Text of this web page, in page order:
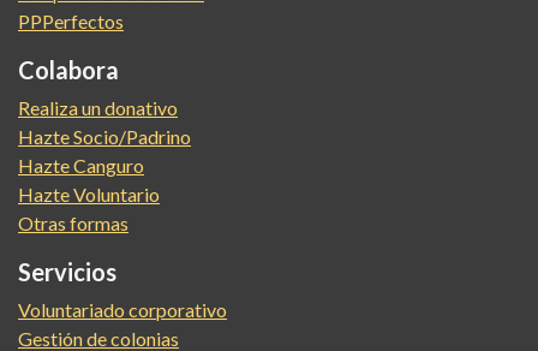
PPPerfectos
Colabora
Realiza un donativo
Hazte Socio/Padrino
Hazte Canguro
Hazte Voluntario
Otras formas
Servicios
Voluntariado corporativo
Gestión de colonias